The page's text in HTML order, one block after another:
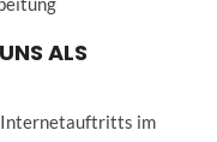
ALS
im